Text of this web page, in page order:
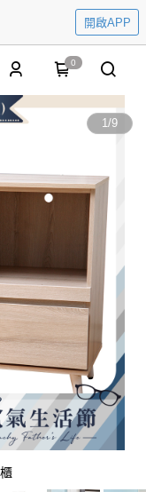
開啟APP
0
1/9